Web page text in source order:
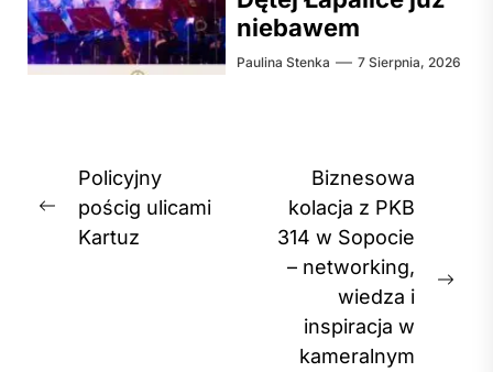
niebawem
Paulina Stenka 7 Sierpnia, 2026
Nawigacja
wpisu
Previous
post:
Policyjny
pościg ulicami
Kartuz
Biznesowa
kolacja z PKB
314 w Sopocie
– networking,
wiedza i
inspiracja w
kameralnym